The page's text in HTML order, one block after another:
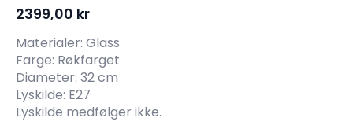
2399,00 kr
Materialer: Glass
Farge: Røkfarget
Diameter: 32 cm
Lyskilde: E27
Lyskilde medfølger ikke.